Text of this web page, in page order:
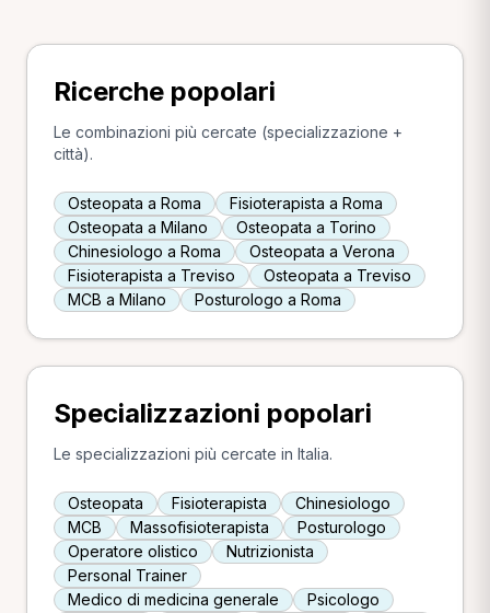
Ricerche popolari
Le combinazioni più cercate (specializzazione +
città).
Osteopata a Roma
Fisioterapista a Roma
Osteopata a Milano
Osteopata a Torino
Chinesiologo a Roma
Osteopata a Verona
Fisioterapista a Treviso
Osteopata a Treviso
MCB a Milano
Posturologo a Roma
Specializzazioni popolari
Le specializzazioni più cercate in Italia.
Osteopata Fisioterapista
Chinesiologo
MCB
Massofisioterapista
Posturologo
Operatore olistico
Nutrizionista
Personal Trainer
Medico di medicina generale
Psicologo